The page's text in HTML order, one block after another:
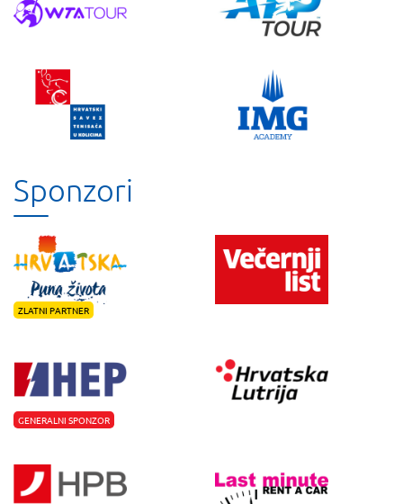
Sponzori
ZLATNI PARTNER
GENERALNI SPONZOR